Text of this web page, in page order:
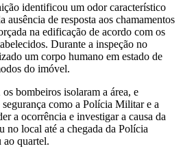
identificou um odor característico
ausência de resposta aos chamamentos
na edificação de acordo com os
Durante a inspeção no
um corpo humano em estado de
do imóvel.
bombeiros isolaram a área, e
como a Polícia Militar e a
a ocorrência e investigar a causa da
no local até a chegada da Polícia
quartel.